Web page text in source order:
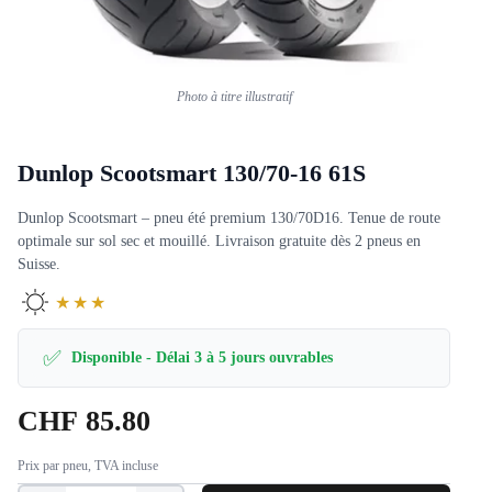
Photo à titre illustratif
Dunlop Scootsmart 130/70-16 61S
Dunlop Scootsmart – pneu été premium 130/70D16. Tenue de route
optimale sur sol sec et mouillé. Livraison gratuite dès 2 pneus en
Suisse.
★★★
✅ Disponible - Délai 3 à 5 jours ouvrables
CHF 85.80
Prix par pneu, TVA incluse